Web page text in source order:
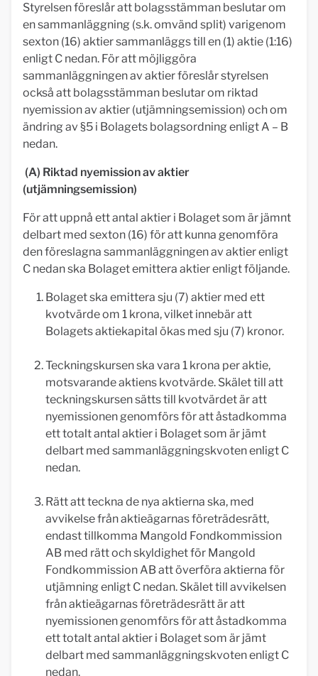
Styrelsen föreslår att bolagsstämman beslutar om
en sammanläggning (s.k. omvänd split) varigenom
sexton (16) aktier sammanläggs till en (1) aktie (1:16)
enligt C nedan. För att möjliggöra
sammanläggningen av aktier föreslår styrelsen
också att bolagsstämman beslutar om riktad
nyemission av aktier (utjämningsemission) och om
ändring av §5 i Bolagets bolagsordning enligt A – B
nedan.
(A) Riktad nyemission av aktier
(utjämningsemission)
För att uppnå ett antal aktier i Bolaget som är jämnt
delbart med sexton (16) för att kunna genomföra
den föreslagna sammanläggningen av aktier enligt
C nedan ska Bolaget emittera aktier enligt följande.
Bolaget ska emittera sju (7) aktier med ett
kvotvärde om 1 krona, vilket innebär att
Bolagets aktiekapital ökas med sju (7) kronor.
Teckningskursen ska vara 1 krona per aktie,
motsvarande aktiens kvotvärde. Skälet till att
teckningskursen sätts till kvotvärdet är att
nyemissionen genomförs för att åstadkomma
ett totalt antal aktier i Bolaget som är jämt
delbart med sammanläggningskvoten enligt C
nedan.
Rätt att teckna de nya aktierna ska, med
avvikelse från aktieägarnas företrädesrätt,
endast tillkomma Mangold Fondkommission
AB med rätt och skyldighet för Mangold
Fondkommission AB att överföra aktierna för
utjämning enligt C nedan. Skälet till avvikelsen
från aktieägarnas företrädesrätt är att
nyemissionen genomförs för att åstadkomma
ett totalt antal aktier i Bolaget som är jämt
delbart med sammanläggningskvoten enligt C
nedan.